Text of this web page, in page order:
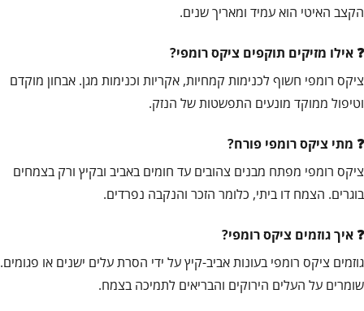
הקצב האיטי הוא עמיד ומאריך שנים.
אילו מזיקים תוקפים ציקס רומפי?
ציקס רומפי חשוף לכנימות קמחיות, אקריות וכנימות מגן. אבחון מוקדם
וטיפול ממוקד מונעים התפשטות של הנזק.
מתי ציקס רומפי פורח?
ציקס רומפי מפתח מבנים צהובים עד חומים באביב ובקיץ ורק בצמחים
בוגרים. הצמח דו ביתי, כלומר הזכר והנקבה נפרדים.
איך גוזמים ציקס רומפי?
גוזמים ציקס רומפי בעונות אביב-קיץ על ידי הסרת עלים ישנים או פגומים.
שומרים על העלים הירוקים והבריאים לתמיכה בצמח.